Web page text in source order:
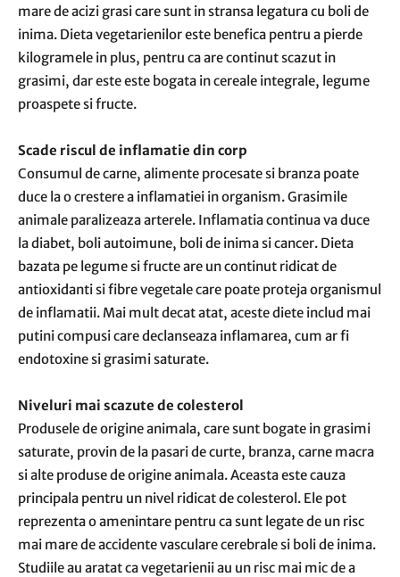
mare de acizi grasi care sunt in stransa legatura cu boli de
inima. Dieta vegetarienilor este benefica pentru a pierde
kilogramele in plus, pentru ca are continut scazut in
grasimi, dar este este bogata in cereale integrale, legume
proaspete si fructe.
Scade riscul de inflamatie din corp
Consumul de carne, alimente procesate si branza poate
duce la o crestere a inflamatiei in organism. Grasimile
animale paralizeaza arterele. Inflamatia continua va duce
la diabet, boli autoimune, boli de inima si cancer. Dieta
bazata pe legume si fructe are un continut ridicat de
antioxidanti si fibre vegetale care poate proteja organismul
de inflamatii. Mai mult decat atat, aceste diete includ mai
putini compusi care declanseaza inflamarea, cum ar fi
endotoxine si grasimi saturate.
Niveluri mai scazute de colesterol
Produsele de origine animala, care sunt bogate in grasimi
saturate, provin de la pasari de curte, branza, carne macra
si alte produse de origine animala. Aceasta este cauza
principala pentru un nivel ridicat de colesterol. Ele pot
reprezenta o amenintare pentru ca sunt legate de un risc
mai mare de accidente vasculare cerebrale si boli de inima.
Studiile au aratat ca vegetarienii au un risc mai mic de a